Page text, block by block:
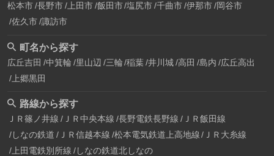
松本市 長野市 上田市 飯田市 塩尻市 千曲市 伊那市 岡谷市
佐久市 諏訪市
町名から探す
広丘吉田 中箕輪 里山辺 三輪 稲葉 井川城 高田 島内 広丘高出
上郷黒田
路線から探す
ＪＲ篠ノ井線 ＪＲ中央本線 長野電鉄長野線 ＪＲ飯田線
しなの鉄道 ＪＲ信越本線 松本電気鉄道上高地線
ＪＲ大糸線
上田電鉄別所線 しなの鉄道北しなの